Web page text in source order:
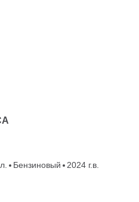
Бензиновый
2024 г.в.